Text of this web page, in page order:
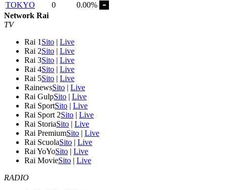
TOKYO
0
0.00%
Network Rai
TV
Rai 1 Sito | Live
Rai 2Sito | Live
Rai 3Sito | Live
Rai 4Sito | Live
Rai 5Sito | Live
RainewsSito | Live
Rai GulpSito | Live
Rai SportSito | Live
Rai Sport 2Sito | Live
Rai StoriaSito | Live
Rai PremiumSito | Live
Rai ScuolaSito | Live
Rai YoYoSito | Live
Rai MovieSito | Live
RADIO